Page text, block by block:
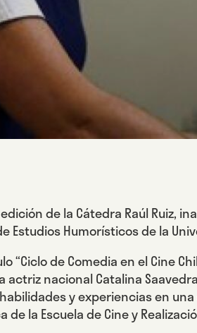
de la Cátedra Raúl Ruiz,
Estudios Humorísticos de la
“Ciclo de Comedia en el Cine
actriz nacional Catalina
y experiencias en
de la Escuela de Cine y